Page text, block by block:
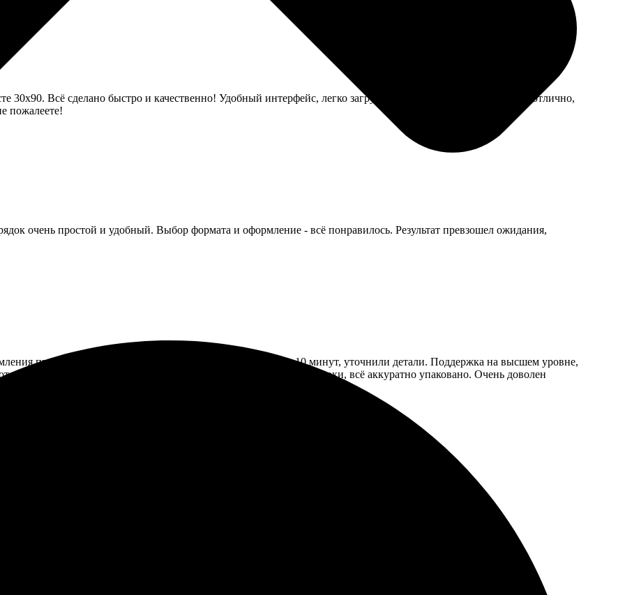
30х90. Всё сделано быстро и качественно! Удобный интерфейс, легко загрузила фото. Ребята отработали на отлично,
пожалеете!
очень простой и удобный. Выбор формата и оформление - всё понравилось. Результат превзошел ожидания,
прост и интуитивно понятен. Перезвонили в течение 10 минут, уточнили детали. Поддержка на высшем уровне,
холст вышел просто супер. Заказ забрал в оговоренные сроки, всё аккуратно упаковано. Очень доволен
Оперативная работа, все пришло в срок. Качество на высоте, цвета яркие. Буду заказывать еще.